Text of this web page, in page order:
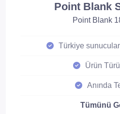
Point Blank
Point Blank
Türkiye
Ürün
Anında
Tümünü